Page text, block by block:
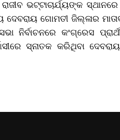
ରାଜୀବ ଭଟ୍ଟାଚାର୍ଯ୍ୟଙ୍କ
ଗୋମତୀ ଜିଲ୍ଳାର
ନିର୍ବାଚନରେ କଂଗ୍ରେସ
ସ୍ନାତକ କରିଥିବା